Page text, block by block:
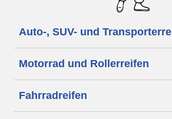
Auto-, SUV- und
Motorrad und Rollerreifen
Fahrradreifen